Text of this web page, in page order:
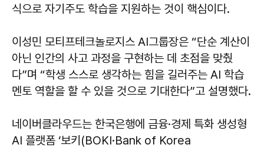
식으로 자기주도 학습을 지원하는 것이 핵심이다.
이성민 모티프테크놀로지스 AI그룹장은 “단순 계산이
아닌 인간의 사고 과정을 구현하는 데 초점을 맞췄
다”며 “학생 스스로 생각하는 힘을 길러주는 AI 학습
멘토 역할을 할 수 있을 것으로 기대한다”고 설명했다.
네이버클라우드는 한국은행에 금융·경제 특화 생성형
AI 플랫폼 ‘보키(BOKI·Bank of Korea